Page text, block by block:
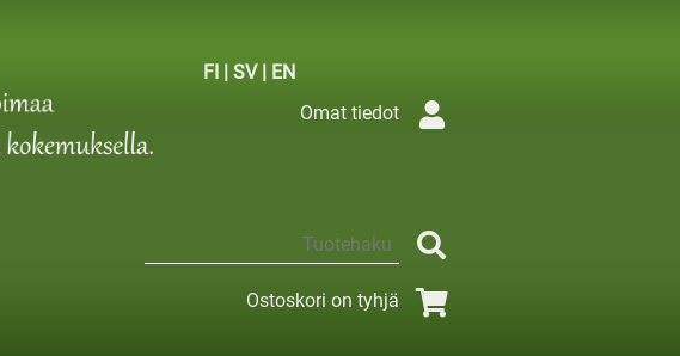
FI | SV| EN
Omat tiedot
Ostoskori on tyhjä